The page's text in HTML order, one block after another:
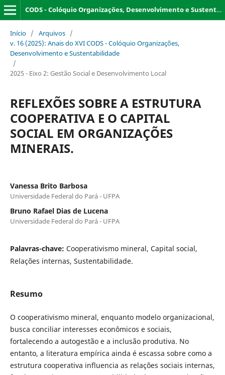
CODS - Colóquio Organizações, Desenvolvimento e Sustentabilidade
Início / Arquivos /
v. 16 (2025): Anais do XVI CODS - Colóquio Organizações,
Desenvolvimento e Sustentabilidade
/
2025 - Eixo 2: Gestão Social e Desenvolvimento Local
REFLEXÕES SOBRE A ESTRUTURA
COOPERATIVA E O CAPITAL
SOCIAL EM ORGANIZAÇÕES
MINERAIS.
Vanessa Brito Barbosa
Universidade Federal do Pará - UFPA
Bruno Rafael Dias de Lucena
Universidade Federal do Pará - UFPA
Palavras-chave: Cooperativismo mineral, Capital social,
Relações internas, Sustentabilidade.
Resumo
O cooperativismo mineral, enquanto modelo organizacional,
busca conciliar interesses econômicos e sociais,
fortalecendo a autogestão e a inclusão produtiva. No
entanto, a literatura empírica ainda é escassa sobre como a
estrutura cooperativa influencia as relações sociais internas,